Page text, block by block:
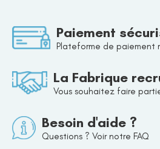
Paiement
Plateforme de paiement
La Fabrique
Vous souhaitez faire
Besoin d'aide ?
Questions ? Voir notre FAQ